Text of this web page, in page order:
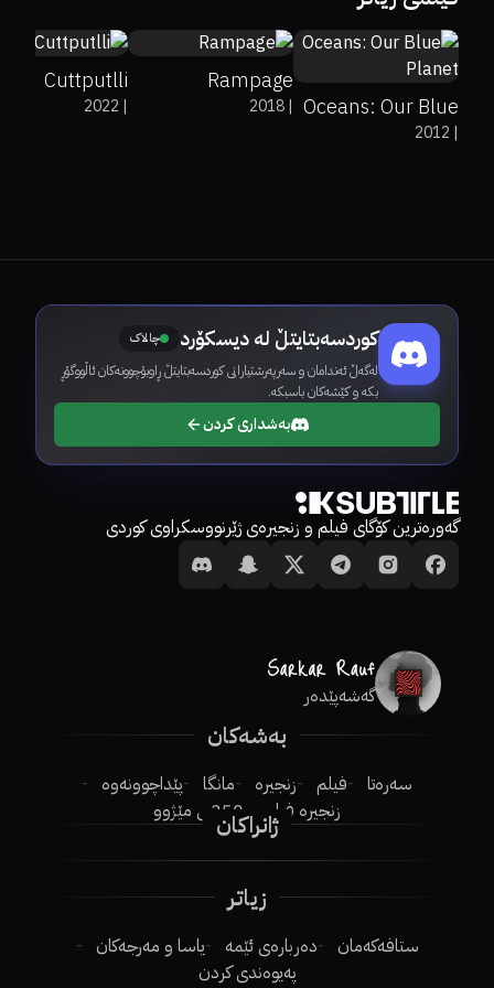
Oceans: Our Blue
Planet|
2012
Rampage
|
2018
Cuttputlli
|
2022
کوردسەبتایتڵ لە دیسکۆرد چالاک
لەگەڵ ئەندامان و سەرپەرشتیارانی کوردسەبتایتڵ ڕاوبۆچوونەکان ئاڵووگۆڕ
بکە و کێشەکان باسبکە.
بەشداری کردن
گەورەترین کۆگای فیلم و زنجیرەی ژێرنووسکراوی کوردی
گەشەپێدەر
بەشەکان
سەرەتا فیلم زنجیرە مانگا
پێداچوونەوە
زنجیرە فیلم
250ـی مێژوو
ژانراکان
زیاتر
ستافەکەمان دەربارەی ئێمە
یاسا و مەرجەکان
پەیوەندی کردن